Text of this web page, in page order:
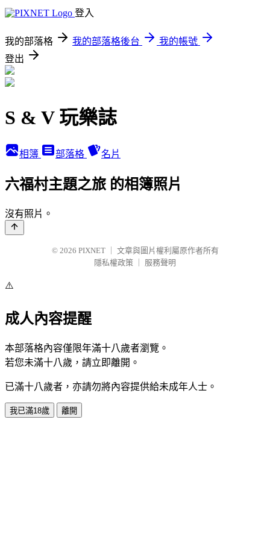
登入
我的部落格 我的部落格後台
我的帳號
登出
S & V 玩樂誌
相簿 部落格 名片
六福村主題之旅 的相簿照片
沒有照片。
© 2026 PIXNET
文章與圖片權利屬原作者所有
隱私權政策
服務聲明
⚠️
成人內容提醒
本部落格內容僅限年滿十八歲者瀏覽。
若您未滿十八歲，請立即離開。
已滿十八歲者，亦請勿將內容提供給未成年人士。
我已滿18歲 離開